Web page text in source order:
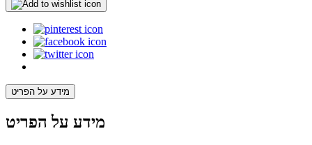
מידע על הפריט
מידע על הפריט